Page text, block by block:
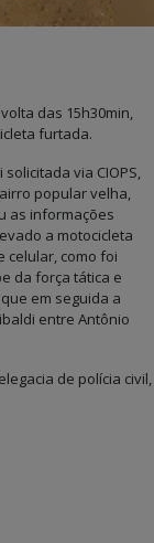
das 15h30min,
furtada.
via CIOPS,
popular velha,
as informações
a motocicleta
celular, como foi
da força tática e
em seguida a
entre Antônio
de polícia civil,